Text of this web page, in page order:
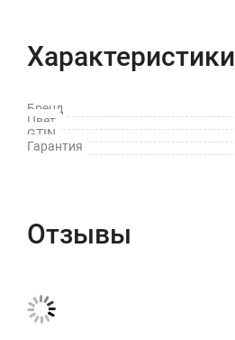
Характеристики
Бренд
Цвет
GTIN
Гарантия
Отзывы